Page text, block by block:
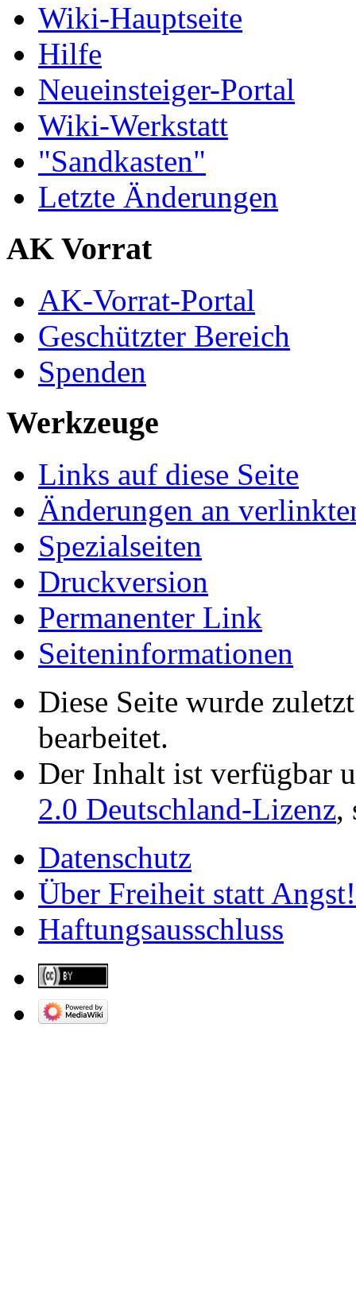
Wiki-Hauptseite
Hilfe
Neueinsteiger-Portal
Wiki-Werkstatt
"Sandkasten"
Letzte Änderungen
AK Vorrat
AK-Vorrat-Portal
Geschützter Bereich
Spenden
Werkzeuge
Links auf diese Seite
Änderungen an
Spezialseiten
Druckversion
Permanenter Link
Seiten­­informationen
Diese Seite wurde
bearbeitet.
Der Inhalt ist verfügbar
2.0 Deutschland-Lizenz,
Datenschutz
Über Freiheit statt Angst!
Haftungsausschluss